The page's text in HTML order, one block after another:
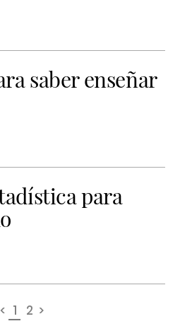
saber enseñar
para
< 1 2 >